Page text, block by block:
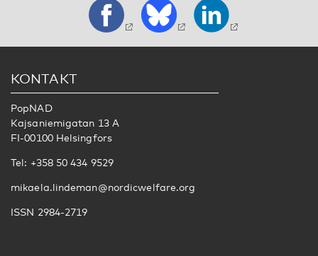
KONTAKT
PopNAD
Kajsaniemigatan 13 A
FI-00100 Helsingfors
Tel: +358 50 434 9529
mikaela.lindeman@nordicwelfare.org
ISSN 2984-2719